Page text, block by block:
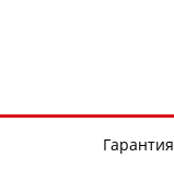
Гарантия